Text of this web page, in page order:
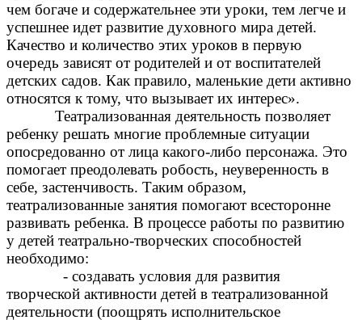
чем богаче и содержательнее эти уроки, тем легче и
успешнее идет развитие духовного мира детей.
Качество и количество этих уроков в первую
очередь зависят от родителей и от воспитателей
детских садов. Как правило, маленькие дети активно
относятся к тому, что вызывает их интерес».
Театрализованная деятельность позволяет
ребенку решать многие проблемные ситуации
опосредованно от лица какого-либо персонажа. Это
помогает преодолевать робость, неуверенность в
себе, застенчивость. Таким образом,
театрализованные занятия помогают всесторонне
развивать ребенка. В процессе работы по развитию
у детей театрально-творческих способностей
необходимо:
- создавать условия для развития
творческой активности детей в театрализованной
деятельности (поощрять исполнительское